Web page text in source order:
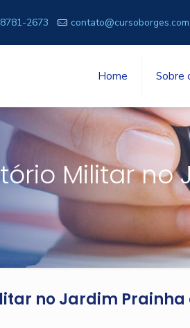
2673
Home Sobre
Militar no
no Jardim Prainha